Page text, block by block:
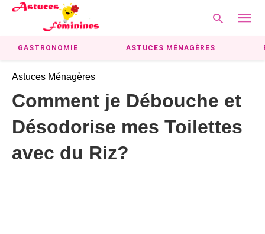
Type
your
query
and
GASTRONOMIE ASTUCES MÉNAGÈRES
Astuces Ménagères
Comment je Débouche et
Désodorise mes Toilettes
avec du Riz?